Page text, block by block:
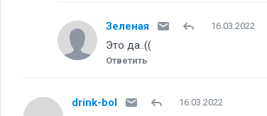
Зеленая 16.03.2022
Это да..((
Ответить
drink-bol 16.03.2022